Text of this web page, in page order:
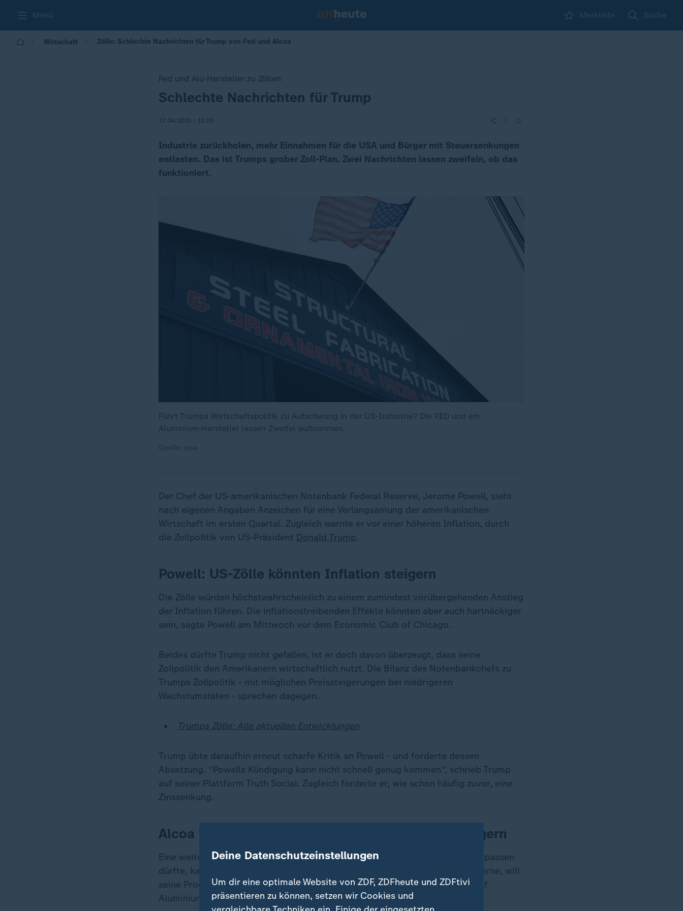
Menü Merkliste Suche
Wirtschaft Zölle: Schlechte Nachrichten für Trump von Fed und Alcoa
Fed und Alu-Hersteller zu Zöllen
:
Schlechte Nachrichten für Trump
17.04.2025 | 15:20
Industrie zurückholen, mehr Einnahmen für die USA und Bürger mit Steuersenkungen
entlasten. Das ist Trumps grober Zoll-Plan. Zwei Nachrichten lassen zweifeln, ob das
funktioniert.
Führt Trumps Wirtschaftspolitik zu Aufschwung in der US-Industrie? Die FED und ein
Aluminium-Hersteller lassen Zweifel aufkommen.
Der Chef der US-amerikanischen Notenbank Federal Reserve, Jerome Powell, sieht
nach eigenen Angaben Anzeichen für eine Verlangsamung der amerikanischen
Wirtschaft im ersten Quartal. Zugleich warnte er vor einer höheren Inflation, durch
die Zollpolitik von US-Präsident Donald Trump.
Powell: US-Zölle könnten Inflation steigern
Die Zölle würden höchstwahrscheinlich zu einem zumindest vorübergehenden Anstieg
der Inflation führen. Die inflationstreibenden Effekte könnten aber auch hartnäckiger
sein, sagte Powell am Mittwoch vor dem Economic Club of Chicago.
Beides dürfte Trump nicht gefallen, ist er doch davon überzeugt, dass seine
Zollpolitik den Amerikanern wirtschaftlich nutzt. Die Bilanz des Notenbankchefs zu
Trumps Zollpolitik - mit möglichen Preissteigerungen bei niedrigeren
Wachstumsraten - sprechen dagegen.
Trumps Zölle: Alle aktuellen Entwicklungen
Trump übte daraufhin erneut scharfe Kritik an Powell - und forderte dessen
Absetzung. "Powells Kündigung kann nicht schnell genug kommen", schrieb Trump
auf seiner Plattform Truth Social. Zugleich forderte er, wie schon häufig zuvor, eine
Zinssenkung.
Alcoa will Aluminium-Produktion in USA nicht steigern
Eine weitere Nachricht, die nicht zu Trumps Erwartungen an seine Zollpolitik passen
dürfte, kam aus der Industrie. Alcoa, einer der weltgrößten Aluminium-Konzerne, will
seine Produktion in den USA vorerst nicht hochfahren - trotz der US-Zölle auf
Aluminiumprodukte.
Deine Datenschutzeinstellungen
Um dir eine optimale Website von ZDF, ZDFheute und ZDFtivi
präsentieren zu können, setzen wir Cookies und